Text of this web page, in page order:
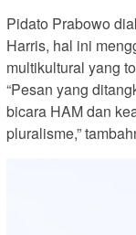
Pidato Prabowo
Harris, hal ini
multikultural yang
“Pesan yang
bicara HAM dan
pluralisme,”